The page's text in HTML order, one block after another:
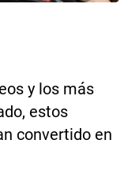
y los más
estos
convertido en